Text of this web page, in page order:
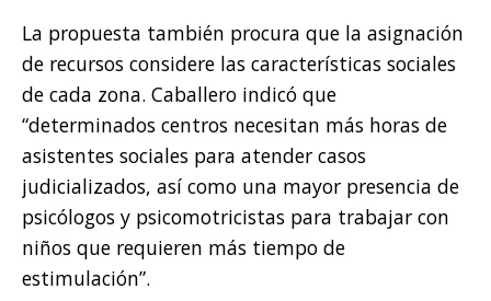
La propuesta también procura que la asignación
de recursos considere las características sociales
de cada zona. Caballero indicó que
“determinados centros necesitan más horas de
asistentes sociales para atender casos
judicializados, así como una mayor presencia de
psicólogos y psicomotricistas para trabajar con
niños que requieren más tiempo de
estimulación”.